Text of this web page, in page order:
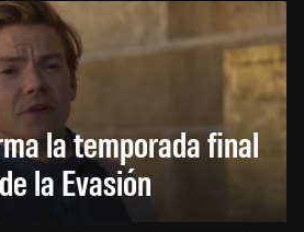
la temporada final
la Evasión